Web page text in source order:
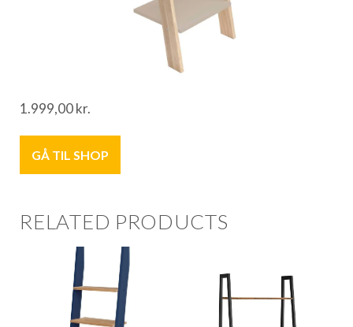
1.999,00kr.
GÅ TIL SHOP
RELATED PRODUCTS